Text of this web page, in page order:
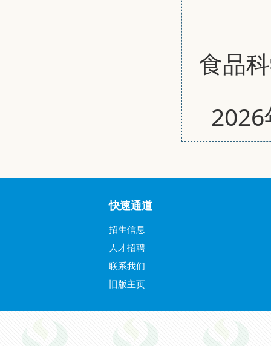
食品
快速通道
招生信息
人才招聘
联系我们
旧版主页